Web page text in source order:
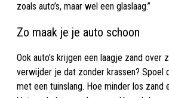
zoals auto’s, maar wel een glaslaag.”
Zo maak je je auto schoon
Ook auto’s krijgen een laagje zand over
verwijder je dat zonder krassen? Spoel
met een tuinslang. Hoe minder los zand